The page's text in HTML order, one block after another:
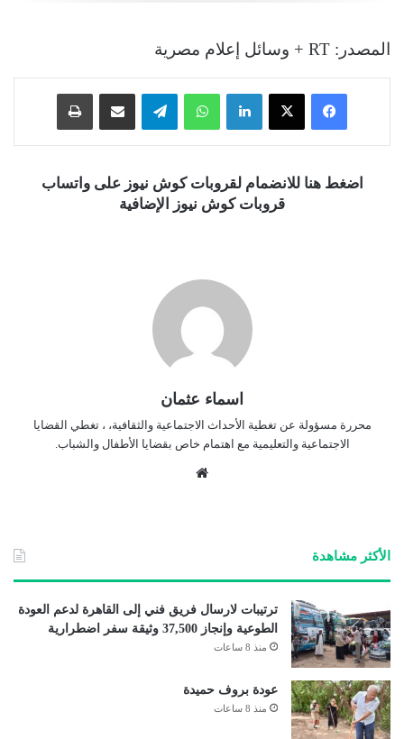
المصدر: RT + وسائل إعلام مصرية
فيسبوك ‫X لينكدإن واتساب تيلقرام
اضغط هنا للانضمام لقروبات كوش نيوز على واتساب
قروبات كوش نيوز الإضافية
اسماء عثمان
محررة مسؤولة عن تغطية الأحداث الاجتماعية والثقافية، ، تغطي القضايا
الاجتماعية والتعليمية مع اهتمام خاص بقضايا الأطفال والشباب.
الأكثر مشاهدة
ترتيبات لارسال فريق فني إلى القاهرة لدعم العودة
الطوعية وإنجاز 37,500 وثيقة سفر اضطرارية
منذ 8 ساعات
عودة بروف حميدة
منذ 8 ساعات